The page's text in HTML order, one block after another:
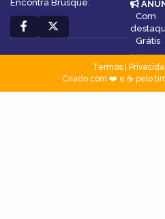
Encontra Brusque.
Com
Grátis
Termos|
Criado com ❤️ e ☕ pelo